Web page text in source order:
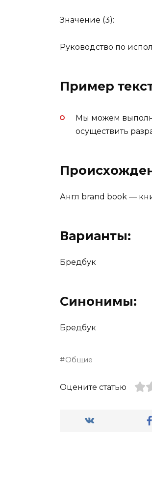
Значение (3):
Руководство по
Пример
Мы можем
осуществить
Англ brand book —
Варианты:
Бредбук
Синонимы:
Бредбук
Общие
Оцените статью